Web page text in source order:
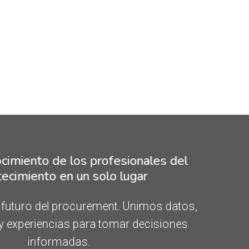
de los profesionales del
en un solo lugar
del procurement. Unimos datos,
experiencias para tomar decisiones
informadas.